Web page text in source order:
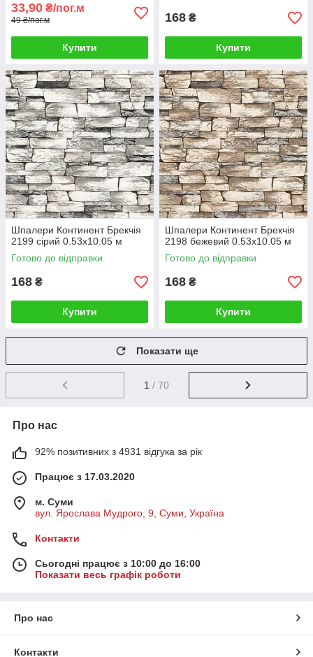
33,90 ₴/пог.м
49 ₴/пог.м
Купити
168 ₴
Купити
Шпалери Континент Брекчія
2199 сірий 0.53х10.05 м
Готово до відправки
168 ₴
Купити
Шпалери Континент Брекчія
2198 бежевий 0.53х10.05 м
Готово до відправки
168 ₴
Купити
Показати ще
1 / 70
Про нас
92% позитивних з 4931 відгука за рік
Працює з 17.03.2020
м. Суми
вул. Ярослава Мудрого, 9, Суми, Україна
Контакти
Сьогодні працює з 10:00 до 16:00
Показати весь графік роботи
Про нас
Контакти